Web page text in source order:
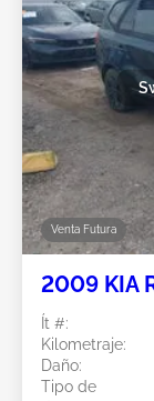
Venta Futura
2009 KIA
Ít #:
Kilometraje:
Daño:
Tipo de